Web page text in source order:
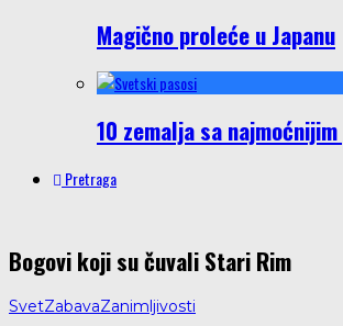
Magično proleće u Japanu
10 zemalja sa
Pretraga
Bogovi koji su čuvali Stari Rim
SvetZabavaZanimljivosti